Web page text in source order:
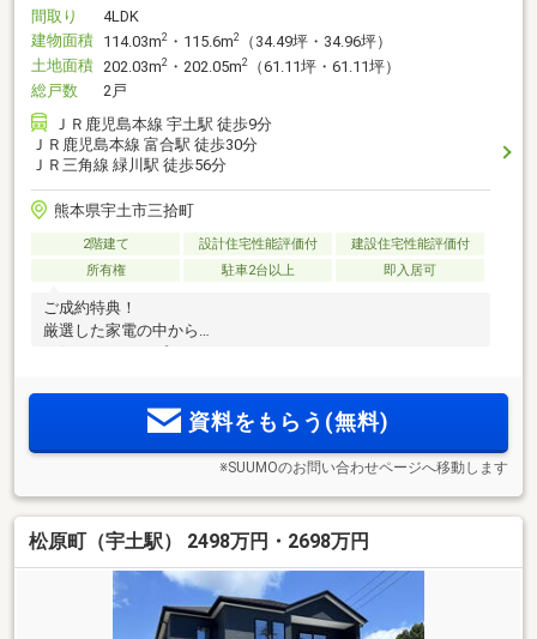
間取り
4LDK
建物面積 114.03m2 ・115.6m2
（34.49坪・34.96坪）
土地面積 202.03m2 ・202.05m2
（61.11坪・61.11坪）
総戸数
2戸
ＪＲ鹿児島本線 宇土駅 徒歩9分
ＪＲ鹿児島本線 富合駅 徒歩30分
ＪＲ三角線 緑川駅 徒歩56分
熊本県宇土市三拾町
2階建て 設計住宅性能評価付
建設住宅性能評価付
所有権
駐車2台以上 即入居可
ご成約特典！
厳選した家電の中から
資料をもらう(無料)
※SUUMOのお問い合わせページへ移動します
松原町（宇土駅） 2498万円・2698万円